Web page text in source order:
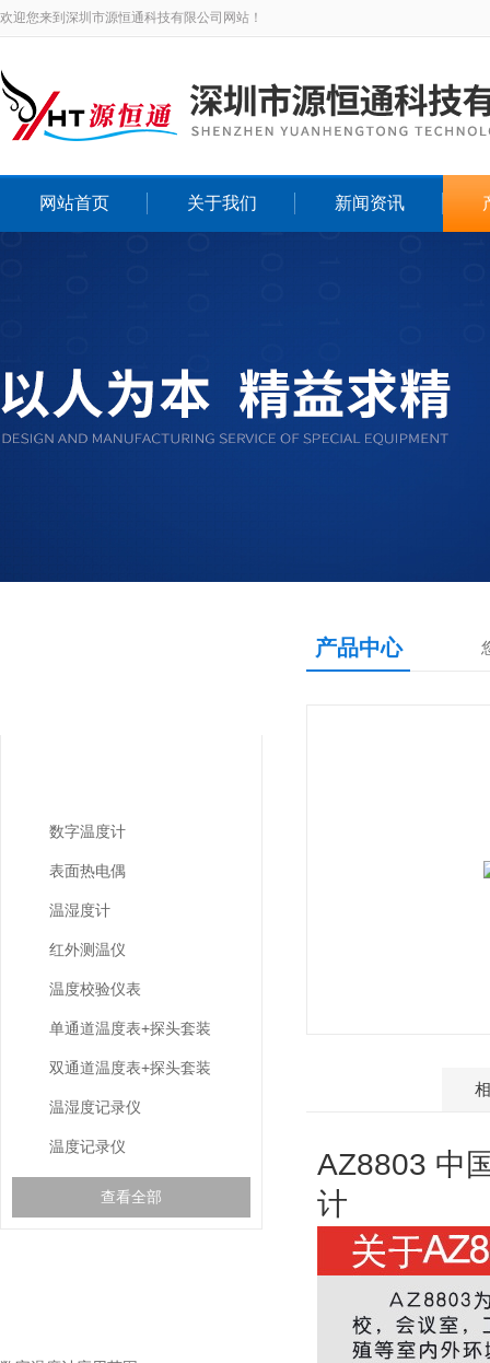
欢迎您来到深圳市源恒通科技有限公司网站！
网站首页 关于我们 新闻资讯
数字温度计
表面热电偶
温湿度计
红外测温仪
温度校验仪表
单通道温度表+探头套装
双通道温度表+探头套装
温湿度记录仪
温度记录仪
查看全部
产品中心
AZ8803 中
计